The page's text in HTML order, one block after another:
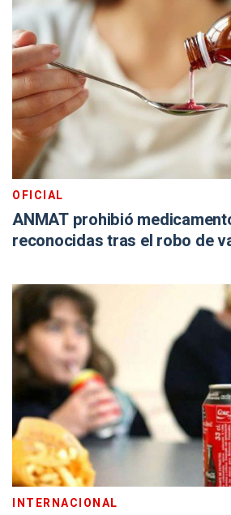
OFICIAL
ANMAT prohibió
reconocidas tras el robo de
INTERNACIONAL